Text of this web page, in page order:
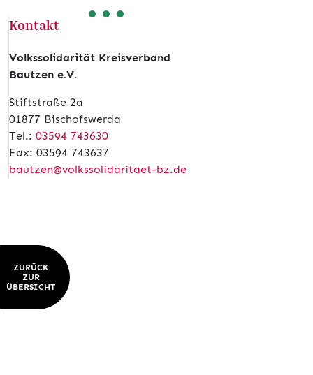
Kontakt
Volkssolidarität Kreisverband
Bautzen e.V.
Stiftstraße 2a
01877 Bischofswerda
Tel.: 03594 743630
Fax: 03594 743637
bautzen@volkssolidaritaet-bz.de
ZURÜCK
ZUR
ÜBERSICHT